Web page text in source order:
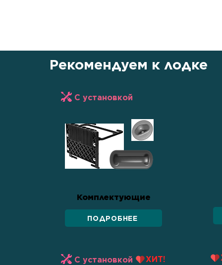
Рекомендуем к лодке
С установкой
Комплектующие
ПОДРОБНЕЕ
С установкой ХИТ!